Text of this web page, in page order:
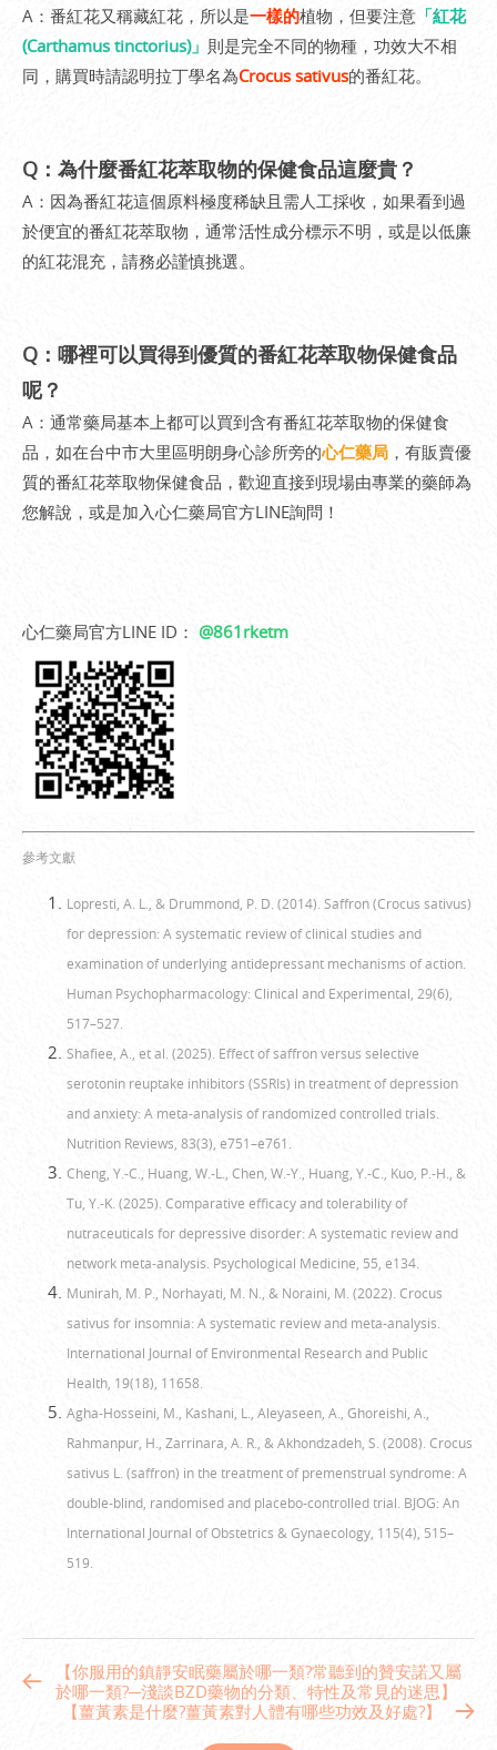
A：番紅花又稱藏紅花，所以是一樣的植物，但要注意 「紅花
(Carthamus tinctorius)」 則是完全不同的物種，功效大不相
同，購買時請認明拉丁學名為Crocus sativus的番紅花。
Q：為什麼番紅花萃取物的保健食品這麼貴？
A：因為番紅花這個原料極度稀缺且需人工採收，如果看到過
於便宜的番紅花萃取物，通常活性成分標示不明，或是以低廉
的紅花混充，請務必謹慎挑選。
Q：哪裡可以買得到優質的番紅花萃取物保健食品
呢？
A：通常藥局基本上都可以買到含有番紅花萃取物的保健食
品，如在台中市大里區明朗身心診所旁的心仁藥局 ，有販賣優
質的番紅花萃取物保健食品，歡迎直接到現場由專業的藥師為
您解說，或是加入心仁藥局官方LINE詢問！
心仁藥局官方LINE ID： @861rketm
參考文獻
Lopresti, A. L., & Drummond, P. D. (2014). Saffron (Crocus sativus)
for depression: A systematic review of clinical studies and
examination of underlying antidepressant mechanisms of action.
Human Psychopharmacology: Clinical and Experimental, 29(6),
517–527.
Shafiee, A., et al. (2025). Effect of saffron versus selective
serotonin reuptake inhibitors (SSRIs) in treatment of depression
and anxiety: A meta-analysis of randomized controlled trials.
Nutrition Reviews, 83(3), e751–e761.
Cheng, Y.-C., Huang, W.-L., Chen, W.-Y., Huang, Y.-C., Kuo, P.-H., &
Tu, Y.-K. (2025). Comparative efficacy and tolerability of
nutraceuticals for depressive disorder: A systematic review and
network meta-analysis. Psychological Medicine, 55, e134.
Munirah, M. P., Norhayati, M. N., & Noraini, M. (2022). Crocus
sativus for insomnia: A systematic review and meta-analysis.
International Journal of Environmental Research and Public
Health, 19(18), 11658.
Agha-Hosseini, M., Kashani, L., Aleyaseen, A., Ghoreishi, A.,
Rahmanpur, H., Zarrinara, A. R., & Akhondzadeh, S. (2008). Crocus
sativus L. (saffron) in the treatment of premenstrual syndrome: A
double-blind, randomised and placebo-controlled trial. BJOG: An
International Journal of Obstetrics & Gynaecology, 115(4), 515–
519.
【你服用的鎮靜安眠藥屬於哪一類?常聽到的贊安諾又屬
於哪一類?─淺談BZD藥物的分類、特性及常見的迷思】
【薑黃素是什麼?薑黃素對人體有哪些功效及好處?】